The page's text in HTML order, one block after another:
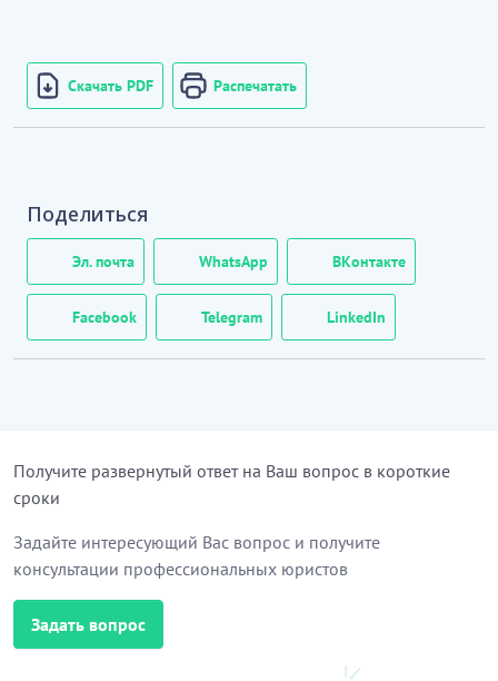
Скачать PDF Распечатать
Поделиться
Эл. почта WhatsApp ВКонтакте
Facebook Telegram LinkedIn
Получите развернутый ответ на Ваш вопрос в короткие
сроки
Задайте интересующий Вас вопрос и получите
консультации профессиональных юристов
Задать вопрос